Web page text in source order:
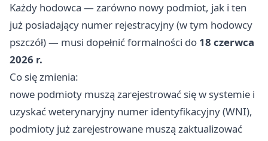
Każdy hodowca — zarówno nowy podmiot, jak i ten
już posiadający numer rejestracyjny (w tym hodowcy
pszczół) — musi dopełnić formalności do 18 czerwca
2026 r.
Co się zmienia:
nowe podmioty muszą zarejestrować się w systemie i
uzyskać weterynaryjny numer identyfikacyjny (WNI),
podmioty już zarejestrowane muszą zaktualizować